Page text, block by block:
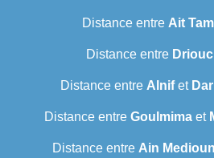
Distance entre Ait
Distance entre
Distance entre Alnifet
Distance entre Goulmimaet
Distance entre Ain